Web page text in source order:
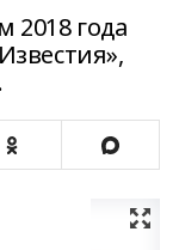
2018 года